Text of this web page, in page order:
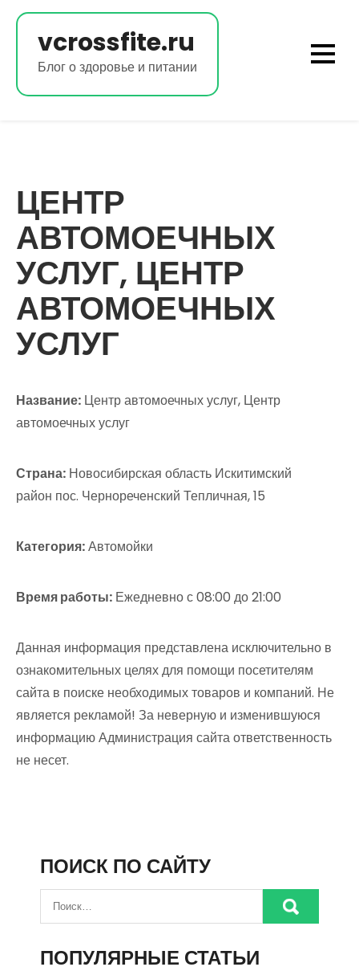
Перейти
содержимому
vcrossfite.ru
Блог о здоровье и питании
ЦЕНТР
АВТОМОЕЧНЫХ
УСЛУГ, ЦЕНТР
АВТОМОЕЧНЫХ
УСЛУГ
Название: Центр автомоечных услуг, Центр
автомоечных услуг
Страна: Новосибирская область Искитимский
район пос. Чернореченский Тепличная, 15
Категория:Автомойки
Время работы: Ежедневно с 08:00 до 21:00
Данная информация представлена исключительно в
ознакомительных целях для помощи посетителям
сайта в поиске необходимых товаров и компаний. Не
является рекламой! За неверную и изменившуюся
информацию Администрация сайта ответственность
не несет.
ПОИСК ПО САЙТУ
ПОПУЛЯРНЫЕ СТАТЬИ